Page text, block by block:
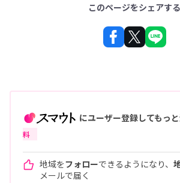
このページをシェアする
にユーザー登録してもっ
料
地域をフォローできるようになり、
メールで届く